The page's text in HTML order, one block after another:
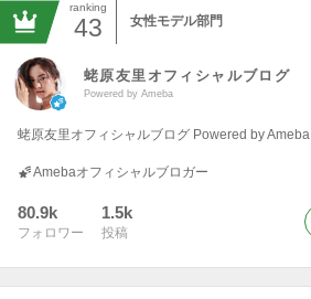
ranking
43 女性モデル部門
蛯原友里オフィシャルブログ
Powered by Ameba
蛯原友里オフィシャルブログ Powered by Ameba
Amebaオフィシャルブロガー
80.9k
フォロワー
1.5k
投稿